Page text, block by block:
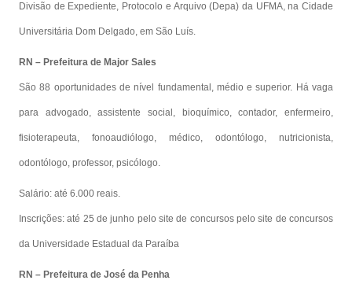
Divisão de Expediente, Protocolo e Arquivo (Depa) da UFMA, na Cidade
Universitária Dom Delgado, em São Luís.
RN – Prefeitura de Major Sales
São 88 oportunidades de nível fundamental, médio e superior. Há vaga
para advogado, assistente social, bioquímico, contador, enfermeiro,
fisioterapeuta, fonoaudiólogo, médico, odontólogo, nutricionista,
odontólogo, professor, psicólogo.
Salário: até 6.000 reais.
Inscrições: até 25 de junho pelo site de concursos pelo site de concursos
da Universidade Estadual da Paraíba
RN – Prefeitura de José da Penha